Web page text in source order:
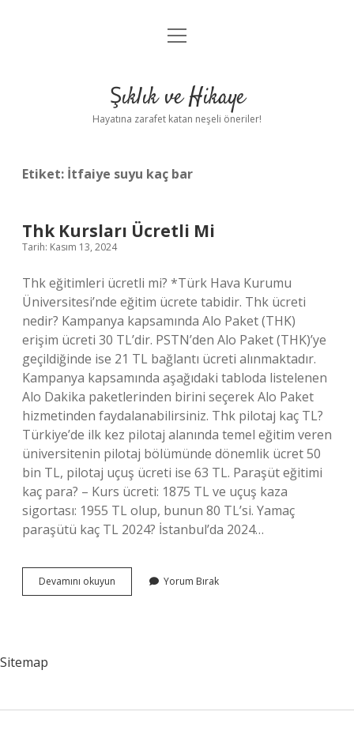
Anasayfa
Yasal Uyarı
menüyü
Şıklık ve Hikaye
Hayatına zarafet katan neşeli öneriler!
Etiket: İtfaiye suyu kaç bar
Thk Kursları Ücretli Mi
Tarih: Kasım 13, 2024
Thk eğitimleri ücretli mi? *Türk Hava Kurumu
Üniversitesi’nde eğitim ücrete tabidir. Thk ücreti
nedir? Kampanya kapsamında Alo Paket (THK)
erişim ücreti 30 TL’dir. PSTN’den Alo Paket (THK)’ye
geçildiğinde ise 21 TL bağlantı ücreti alınmaktadır.
Kampanya kapsamında aşağıdaki tabloda listelenen
Alo Dakik​a paketlerinden birini seçerek Alo Paket
hizmetinden faydalanabilirsiniz. Thk pilotaj kaç TL?
Türkiye’de ilk kez pilotaj alanında temel eğitim veren
üniversitenin pilotaj bölümünde dönemlik ücret 50
bin TL, pilotaj uçuş ücreti ise 63 TL. Paraşüt eğitimi
kaç para? – Kurs ücreti: 1875 TL ve uçuş kaza
sigortası: 1955 TL olup, bunun 80 TL’si. Yamaç
paraşütü kaç TL 2024? İstanbul’da 2024…
Devamını okuyun
Kursları
Yorum Bırak
Sitemap